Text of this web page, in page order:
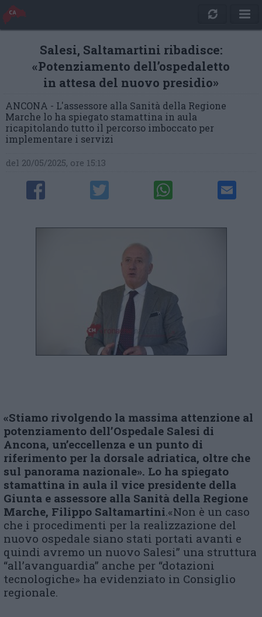
Salesi, Saltamartini ribadisce:
«Potenziamento dell’ospedaletto
in attesa del nuovo presidio»
ANCONA - L'assessore alla Sanità della Regione
Marche lo ha spiegato stamattina in aula
ricapitolando tutto il percorso imboccato per
implementare i servizi
del 20/05/2025, ore 15:13
«Stiamo rivolgendo la massima attenzione al
potenziamento dell’Ospedale Salesi di
Ancona, un’eccellenza e un punto di
riferimento per la dorsale adriatica, oltre che
sul panorama nazionale». Lo ha spiegato
stamattina in aula il vice presidente della
Giunta e assessore alla Sanità della Regione
Marche, Filippo Saltamartini.«Non è un caso
che i procedimenti per la realizzazione del
nuovo ospedale siano stati portati avanti e
quindi avremo un nuovo Salesi” una struttura
“all’avanguardia” anche per “dotazioni
tecnologiche» ha evidenziato in Consiglio
regionale.